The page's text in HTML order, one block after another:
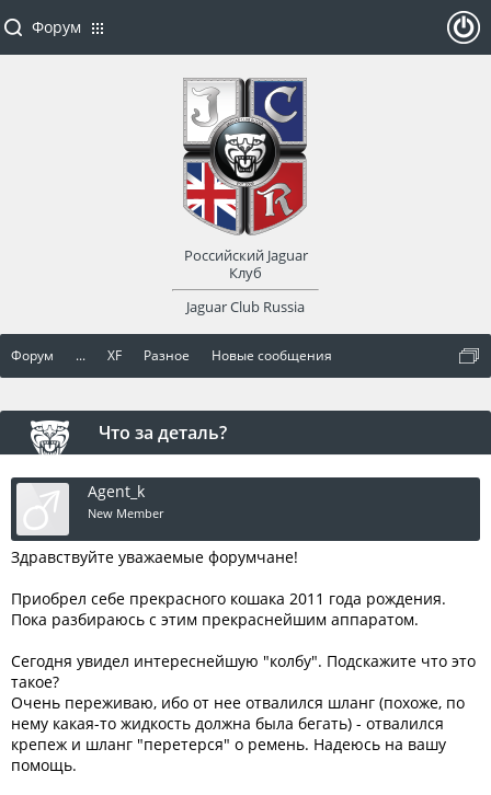
Форум ... XF Разное Новые сообщения
Что за деталь?
Agent_k
New Member
Здравствуйте уважаемые форумчане!
Приобрел себе прекрасного кошака 2011 года рождения.
Пока разбираюсь с этим прекраснейшим аппаратом.
Сегодня увидел интереснейшую "колбу". Подскажите что это
такое?
Очень переживаю, ибо от нее отвалился шланг (похоже, по
нему какая-то жидкость должна была бегать) - отвалился
крепеж и шланг "перетерся" о ремень. Надеюсь на вашу
помощь.
Форум
Российский Jaguar
Клуб
Jaguar Club Russia
оват